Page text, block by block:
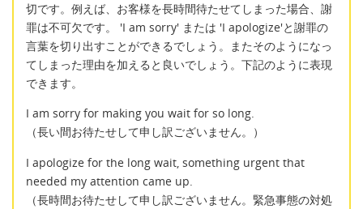
切です。例えば、お客様を長時間待たせてしまった場合、謝
罪は不可欠です。 'I am sorry' または 'I apologize'と謝罪の
言葉を切り出すことができるでしょう。またそのようになっ
てしまった理由を加えると良いでしょう。下記のように表現
できます。
I am sorry for making you wait for so long.
（長い間お待たせして申し訳ございません。）
I apologize for the long wait, something urgent that
needed my attention came up.
（長時間お待たせして申し訳ございません。緊急事態の対処